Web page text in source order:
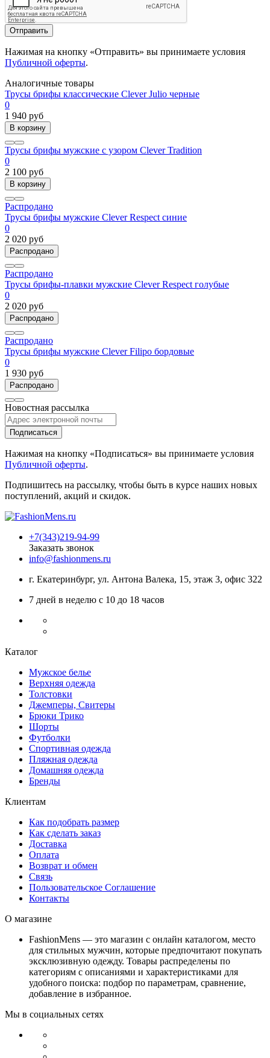
Отправить
Нажимая на кнопку «Отправить» вы принимаете условия
Публичной оферты.
Аналогичные товары
Трусы брифы классические Clever Julio черные
0
1 940 руб
В корзину
Трусы брифы мужские с узором Clever Tradition
0
2 100 руб
В корзину
Распродано
Трусы брифы мужские Clever Respect синие
0
2 020 руб
Распродано
Распродано
Трусы брифы-плавки мужские Clever Respect голубые
0
2 020 руб
Распродано
Распродано
Трусы брифы мужские Clever Filipo бордовые
0
1 930 руб
Распродано
Новостная рассылка
Подписаться
Нажимая на кнопку «Подписаться» вы принимаете условия
Публичной оферты.
Подпишитесь на рассылку, чтобы быть в курсе наших новых
поступлений, акций и скидок.
+7(343)219-94-99
Заказать звонок
info@fashionmens.ru
г. Екатеринбург, ул. Антона Валека, 15, этаж 3, офис 322
7 дней в неделю с 10 до 18 часов
Каталог
Мужское белье
Верхняя одежда
Толстовки
Джемперы, Свитеры
Брюки Трико
Шорты
Футболки
Спортивная одежда
Пляжная одежда
Домашняя одежда
Бренды
Клиентам
Как подобрать размер
Как сделать заказ
Доставка
Оплата
Возврат и обмен
Связь
Пользовательское Соглашение
Контакты
О магазине
FashionMens — это магазин с онлайн каталогом, место
для стильных мужчин, которые предпочитают покупать
эксклюзивную одежду. Товары распределены по
категориям с описаниями и характеристиками для
удобного поиска: подбор по параметрам, сравнение,
добавление в избранное.
Мы в социальных сетях